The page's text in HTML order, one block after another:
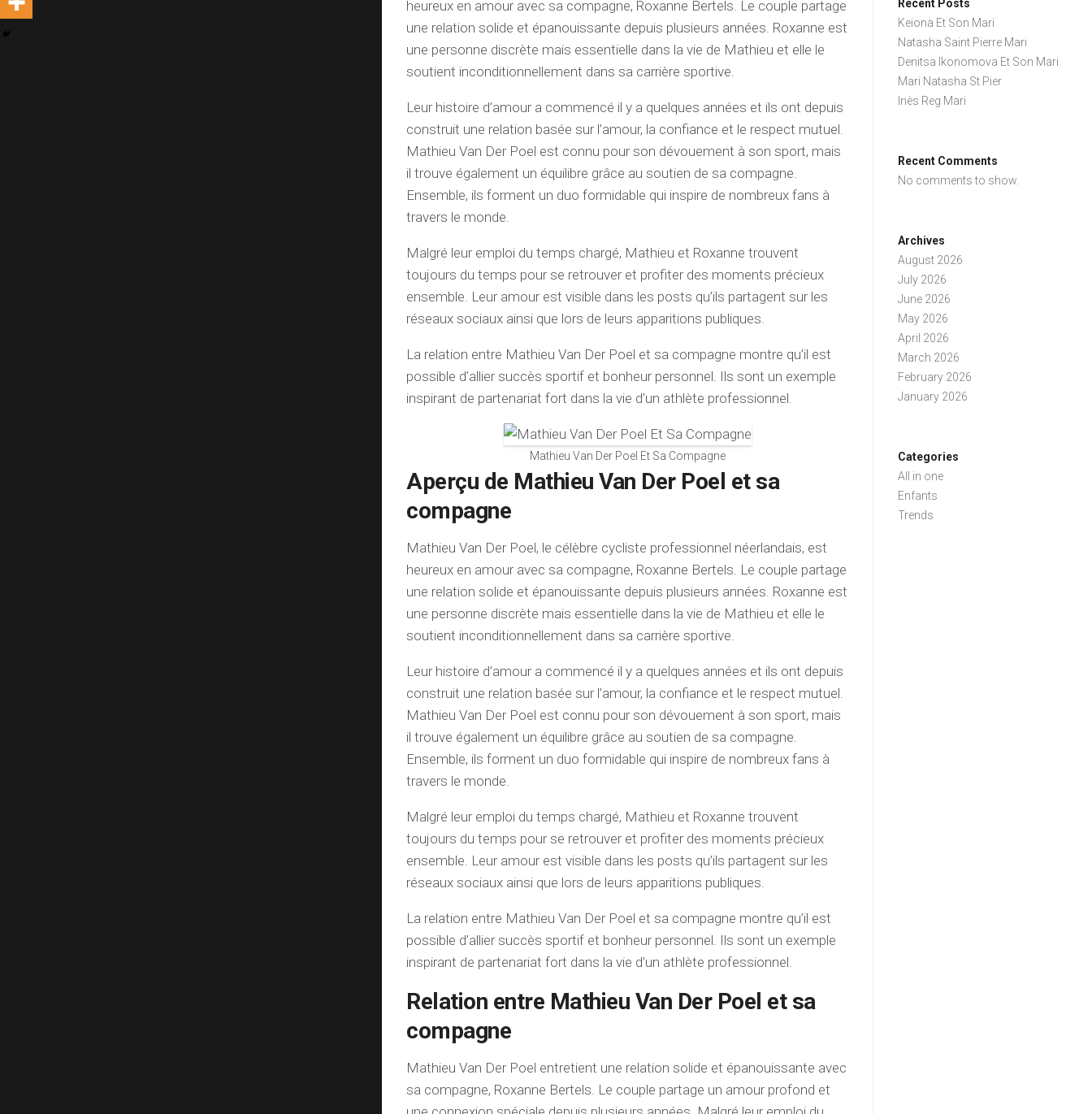
heureux en amour avec sa compagne, Roxanne Bertels. Le couple partage
une relation solide et épanouissante depuis plusieurs années. Roxanne est
une personne discrète mais essentielle dans la vie de Mathieu et elle le
soutient inconditionnellement dans sa carrière sportive.
Leur histoire d’amour a commencé il y a quelques années et ils ont depuis
construit une relation basée sur l’amour, la confiance et le respect mutuel.
Mathieu Van Der Poel est connu pour son dévouement à son sport, mais
il trouve également un équilibre grâce au soutien de sa compagne.
Ensemble, ils forment un duo formidable qui inspire de nombreux fans à
travers le monde.
Malgré leur emploi du temps chargé, Mathieu et Roxanne trouvent
toujours du temps pour se retrouver et profiter des moments précieux
ensemble. Leur amour est visible dans les posts qu’ils partagent sur les
réseaux sociaux ainsi que lors de leurs apparitions publiques.
La relation entre Mathieu Van Der Poel et sa compagne montre qu’il est
possible d’allier succès sportif et bonheur personnel. Ils sont un exemple
inspirant de partenariat fort dans la vie d’un athlète professionnel.
Mathieu Van Der Poel Et Sa Compagne
Aperçu de Mathieu Van Der Poel et sa
compagne
Mathieu Van Der Poel, le célèbre cycliste professionnel néerlandais, est
heureux en amour avec sa compagne, Roxanne Bertels. Le couple partage
une relation solide et épanouissante depuis plusieurs années. Roxanne est
une personne discrète mais essentielle dans la vie de Mathieu et elle le
soutient inconditionnellement dans sa carrière sportive.
Leur histoire d’amour a commencé il y a quelques années et ils ont depuis
construit une relation basée sur l’amour, la confiance et le respect mutuel.
Mathieu Van Der Poel est connu pour son dévouement à son sport, mais
il trouve également un équilibre grâce au soutien de sa compagne.
Ensemble, ils forment un duo formidable qui inspire de nombreux fans à
travers le monde.
Malgré leur emploi du temps chargé, Mathieu et Roxanne trouvent
toujours du temps pour se retrouver et profiter des moments précieux
ensemble. Leur amour est visible dans les posts qu’ils partagent sur les
réseaux sociaux ainsi que lors de leurs apparitions publiques.
La relation entre Mathieu Van Der Poel et sa compagne montre qu’il est
possible d’allier succès sportif et bonheur personnel. Ils sont un exemple
inspirant de partenariat fort dans la vie d’un athlète professionnel.
Relation entre Mathieu Van Der Poel et sa
compagne
Mathieu Van Der Poel entretient une relation solide et épanouissante avec
sa compagne, Roxanne Bertels. Le couple partage un amour profond et
Recent Posts
Keiona Et Son Mari
Natasha Saint Pierre Mari
Denitsa Ikonomova Et Son Mari
Mari Natasha St Pier
Inès Reg Mari
Recent Comments
No comments to show.
Archives
August 2026
July 2026
June 2026
May 2026
April 2026
March 2026
February 2026
January 2026
Categories
All in one
Enfants
Trends